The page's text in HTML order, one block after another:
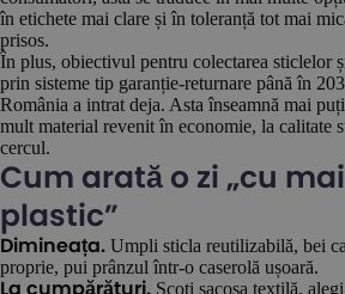
în etichete mai clare și în toleranță tot mai
prisos.
În plus, obiectivul pentru colectarea sticlelor
prin sisteme tip garanție-returnare până în
România a intrat deja. Asta înseamnă mai
mult material revenit în economie, la calitate
cercul.
Cum arată o zi „cu
plastic”
Dimineața. Umpli sticla reutilizabilă, bei
proprie, pui prânzul într-o caserolă ușoară.
La cumpărături. Scoți sacoșa textilă,